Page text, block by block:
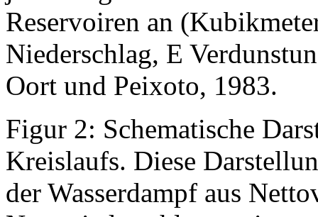
Reservoiren an
Niederschlag, E
Oort und Peixoto, 1983.
Figur 2: Schematische
Kreislaufs. Diese
der Wasserdampf aus